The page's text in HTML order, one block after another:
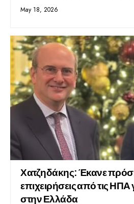
May 18, 2026
Χατζηδάκης: Έκανε
επιχειρήσεις από τις ΗΠΑ
στην Ελλάδα